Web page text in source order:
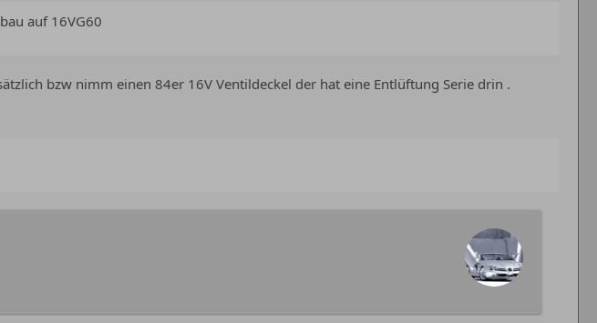
auf 16VG60
bzw nimm einen 84er 16V Ventildeckel der hat eine Entlüftung Serie drin .